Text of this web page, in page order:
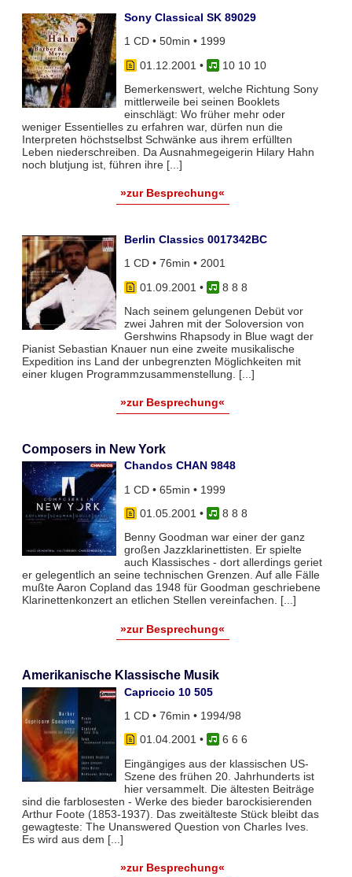
Sony Classical SK 89029
1 CD • 50min • 1999
01.12.2001 •
10 10 10
Bemerkenswert, welche Richtung Sony
mittlerweile bei seinen Booklets
einschlägt: Wo früher mehr oder
weniger Essentielles zu erfahren war, dürfen nun die
Interpreten höchstselbst Schwänke aus ihrem erfüllten
Leben niederschreiben. Da Ausnahmegeigerin Hilary Hahn
noch blutjung ist, führen ihre [...]
»zur Besprechung«
Berlin Classics 0017342BC
1 CD • 76min • 2001
01.09.2001 •
8 8 8
Nach seinem gelungenen Debüt vor
zwei Jahren mit der Soloversion von
Gershwins Rhapsody in Blue wagt der
Pianist Sebastian Knauer nun eine zweite musikalische
Expedition ins Land der unbegrenzten Möglichkeiten mit
einer klugen Programmzusammenstellung. [...]
»zur Besprechung«
Composers in New York
Chandos CHAN 9848
1 CD • 65min • 1999
01.05.2001 •
8 8 8
Benny Goodman war einer der ganz
großen Jazzklarinettisten. Er spielte
auch Klassisches - dort allerdings geriet
er gelegentlich an seine technischen Grenzen. Auf alle Fälle
mußte Aaron Copland das 1948 für Goodman geschriebene
Klarinettenkonzert an etlichen Stellen vereinfachen. [...]
»zur Besprechung«
Amerikanische Klassische Musik
Capriccio 10 505
1 CD • 76min • 1994/98
01.04.2001 •
6 6 6
Eingängiges aus der klassischen US-
Szene des frühen 20. Jahrhunderts ist
hier versammelt. Die ältesten Beiträge
sind die farblosesten - Werke des bieder barockisierenden
Arthur Foote (1853-1937). Das zweitälteste Stück bleibt das
gewagteste: The Unanswered Question von Charles Ives.
Es wird aus dem [...]
»zur Besprechung«